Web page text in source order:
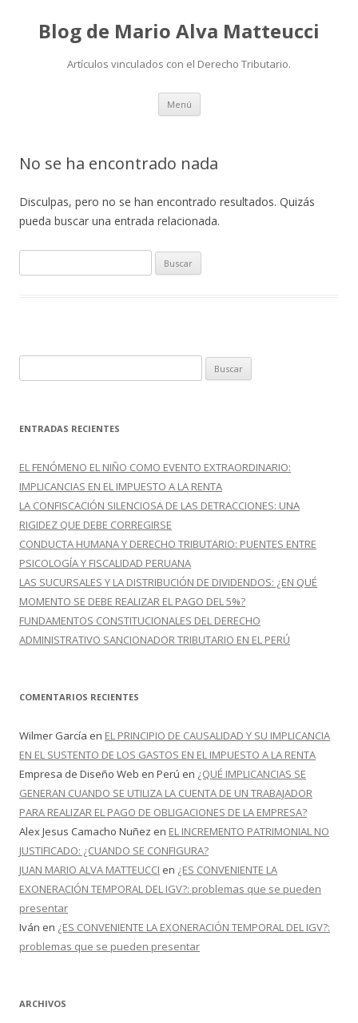
Blog de Mario Alva Matteucci
Artículos vinculados con el Derecho Tributario.
Menú Ir
contenido
No se ha encontrado nada
Disculpas, pero no se han encontrado resultados. Quizás
pueda buscar una entrada relacionada.
u
r
u
c
r
:
ENTRADAS RECIENTES
EL FENÓMENO EL NIÑO COMO EVENTO EXTRAORDINARIO:
IMPLICANCIAS EN EL IMPUESTO A LA RENTA
LA CONFISCACIÓN SILENCIOSA DE LAS DETRACCIONES: UNA
RIGIDEZ QUE DEBE CORREGIRSE
CONDUCTA HUMANA Y DERECHO TRIBUTARIO: PUENTES ENTRE
PSICOLOGÍA Y FISCALIDAD PERUANA
LAS SUCURSALES Y LA DISTRIBUCIÓN DE DIVIDENDOS: ¿EN QUÉ
MOMENTO SE DEBE REALIZAR EL PAGO DEL 5%?
FUNDAMENTOS CONSTITUCIONALES DEL DERECHO
ADMINISTRATIVO SANCIONADOR TRIBUTARIO EN EL PERÚ
COMENTARIOS RECIENTES
Wilmer García en EL PRINCIPIO DE CAUSALIDAD Y SU IMPLICANCIA
EN EL SUSTENTO DE LOS GASTOS EN EL IMPUESTO A LA RENTA
Empresa de Diseño Web en Perú en ¿QUÉ IMPLICANCIAS SE
GENERAN CUANDO SE UTILIZA LA CUENTA DE UN TRABAJADOR
PARA REALIZAR EL PAGO DE OBLIGACIONES DE LA EMPRESA?
Alex Jesus Camacho Nuñez en EL INCREMENTO PATRIMONIAL NO
JUSTIFICADO: ¿CUANDO SE CONFIGURA?
JUAN MARIO ALVA MATTEUCCI en ¿ES CONVENIENTE LA
EXONERACIÓN TEMPORAL DEL IGV?: problemas que se pueden
presentar
Iván en ¿ES CONVENIENTE LA EXONERACIÓN TEMPORAL DEL IGV?:
problemas que se pueden presentar
ARCHIVOS